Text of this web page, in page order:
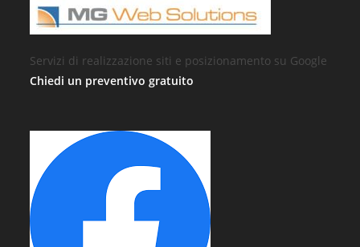
Servizi di realizzazione siti e posizionamento su Google
Chiedi un preventivo gratuito